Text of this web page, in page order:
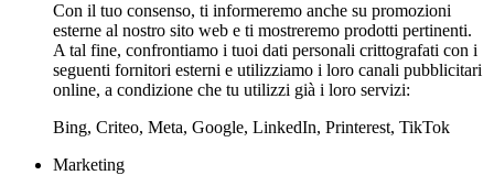
Con il tuo consenso, ti informeremo anche su promozioni
esterne al nostro sito web e ti mostreremo prodotti pertinenti.
A tal fine, confrontiamo i tuoi dati personali crittografati con i
seguenti fornitori esterni e utilizziamo i loro canali pubblicitari
online, a condizione che tu utilizzi già i loro servizi:
Bing, Criteo, Meta, Google, LinkedIn, Printerest, TikTok
Marketing